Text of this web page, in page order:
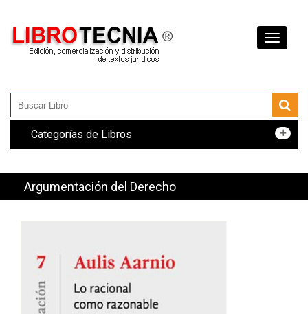
Toggle
Categorías de Libros
Argumentación del Derecho